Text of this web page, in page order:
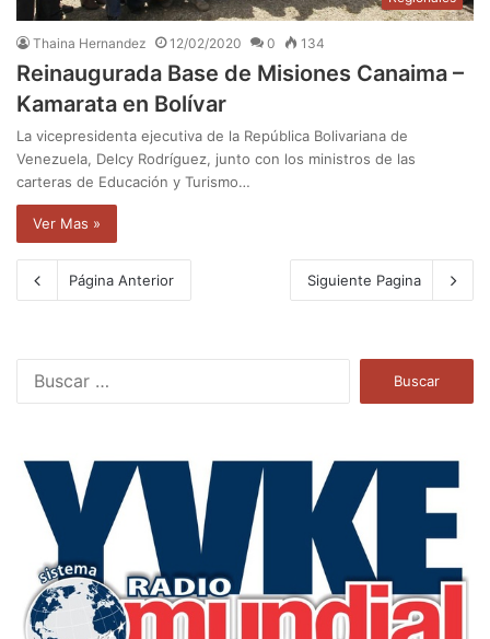
Thaina Hernandez 12/02/2020 0 134
Reinaugurada Base de Misiones Canaima –
Kamarata en Bolívar
La vicepresidenta ejecutiva de la República Bolivariana de
Venezuela, Delcy Rodríguez, junto con los ministros de las
carteras de Educación y Turismo…
Ver Mas »
Página Anterior Siguiente Pagina
a